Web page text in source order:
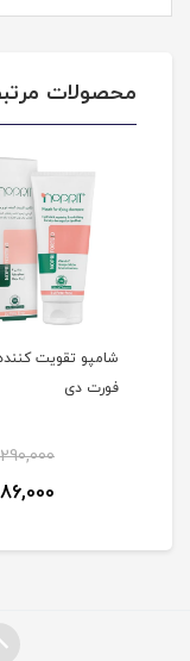
محصولات
شامپو تقویت
فورت دی
290,000